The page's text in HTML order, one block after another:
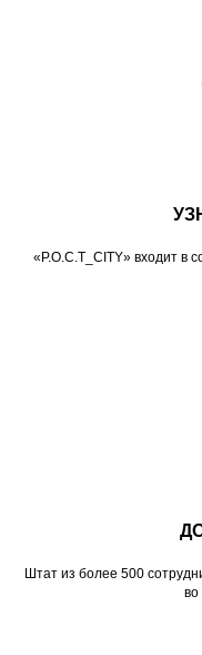
«Р.О.С.Т_CITY» входит в
Штат из более 500
во